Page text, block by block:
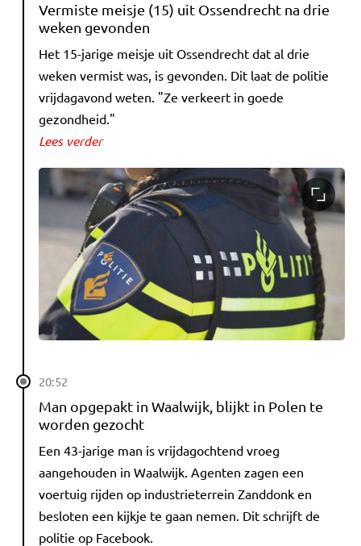
Vermiste meisje (15) uit Ossendrecht na drie
weken gevonden
Het 15-jarige meisje uit Ossendrecht dat al drie
weken vermist was, is gevonden. Dit laat de politie
vrijdagavond weten. "Ze verkeert in goede
gezondheid."
Lees verder
20:52
Man opgepakt in Waalwijk, blijkt in Polen te
worden gezocht
Een 43-jarige man is vrijdagochtend vroeg
aangehouden in Waalwijk. Agenten zagen een
voertuig rijden op industrieterrein Zanddonk en
besloten een kijkje te gaan nemen. Dit schrijft de
politie op Facebook.